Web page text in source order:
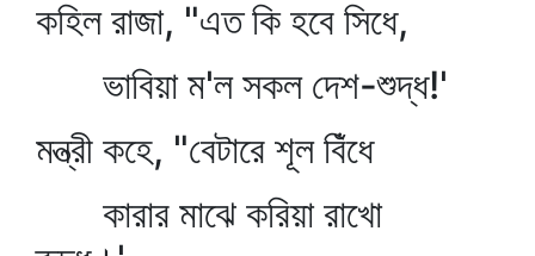
কহিল রাজা, "এত কি হবে সিধে,
ভাবিয়া ম'ল সকল দেশ-শুদ্ধ!'
মন্ত্রী কহে, "বেটারে শূল বিঁধে
কারার মাঝে করিয়া রাখো